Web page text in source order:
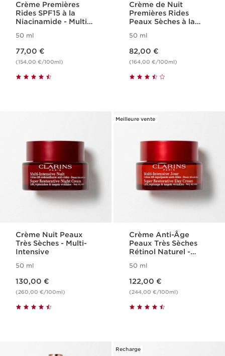
Crème Premières
Rides SPF15 à la
Niacinamide - Multi-
50 ml
77,00 €
(154,00 €/100ml)
Crème de Nuit
Premières Rides
Peaux Sèches à la
Active
50 ml
82,00 €
(164,00 €/100ml)
Crème Nuit Peaux
Très Sèches - Multi-
Intensive
50 ml
130,00 €
(260,00 €/100ml)
Meilleure vente
Crème Anti-Âge
Peaux Très Sèches
Rétinol Naturel -
50 ml
122,00 €
(244,00 €/100ml)
Recharge